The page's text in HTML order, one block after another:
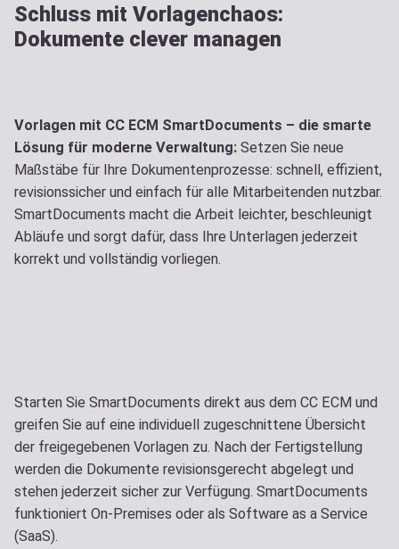
Schluss mit Vorlagenchaos:
Dokumente clever managen
Vorlagen mit CC ECM SmartDocuments – die smarte
Lösung für moderne Verwaltung: Setzen Sie neue
Maßstäbe für Ihre Dokumentenprozesse: schnell, effizient,
revisionssicher und einfach für alle Mitarbeitenden nutzbar.
SmartDocuments macht die Arbeit leichter, beschleunigt
Abläufe und sorgt dafür, dass Ihre Unterlagen jederzeit
korrekt und vollständig vorliegen.
Starten Sie SmartDocuments direkt aus dem CC ECM und
greifen Sie auf eine individuell zugeschnittene Übersicht
der freigegebenen Vorlagen zu. Nach der Fertigstellung
werden die Dokumente revisionsgerecht abgelegt und
stehen jederzeit sicher zur Verfügung. SmartDocuments
funktioniert On-Premises oder als Software as a Service
(SaaS).